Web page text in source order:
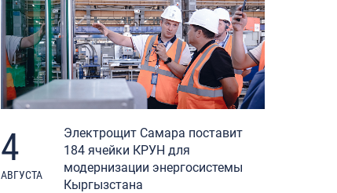
4
АВГУСТА
Электрощит Самара поставит
184 ячейки КРУН для
модернизации энергосистемы
Кыргызстана